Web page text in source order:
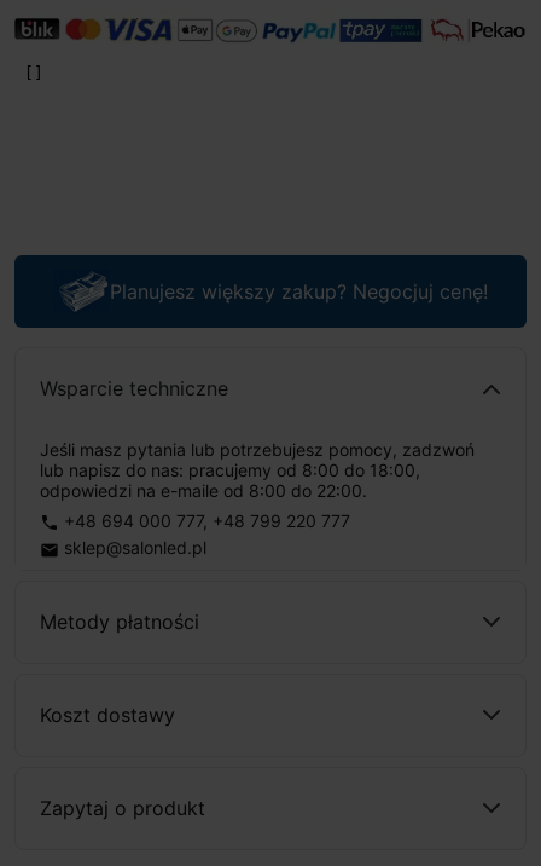
Planujesz większy zakup? Negocjuj cenę!
Wsparcie techniczne
Jeśli masz pytania lub potrzebujesz pomocy, zadzwoń
lub napisz do nas: pracujemy od 8:00 do 18:00,
odpowiedzi na e-maile od 8:00 do 22:00.
phone +48 694 000 777, +48 799 220 777
email sklep@salonled.pl
Metody płatności
Koszt dostawy
Zapytaj o produkt